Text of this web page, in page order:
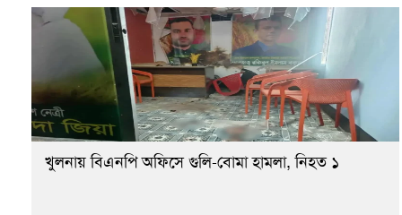
খুলনায় বিএনপি অফিসে গুলি-বোমা হামলা, নিহত ১